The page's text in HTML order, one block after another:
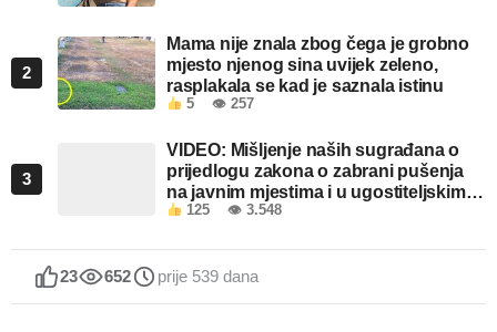
2
Mama nije znala zbog čega je grobno
mjesto njenog sina uvijek zeleno,
rasplakala se kad je saznala istinu
5 👁 257
3
VIDEO: Mišljenje naših sugrađana o
prijedlogu zakona o zabrani pušenja
na javnim mjestima i u ugostiteljskim
objektima u FBiH
125 👁 3.548
23 652 prije 539 dana